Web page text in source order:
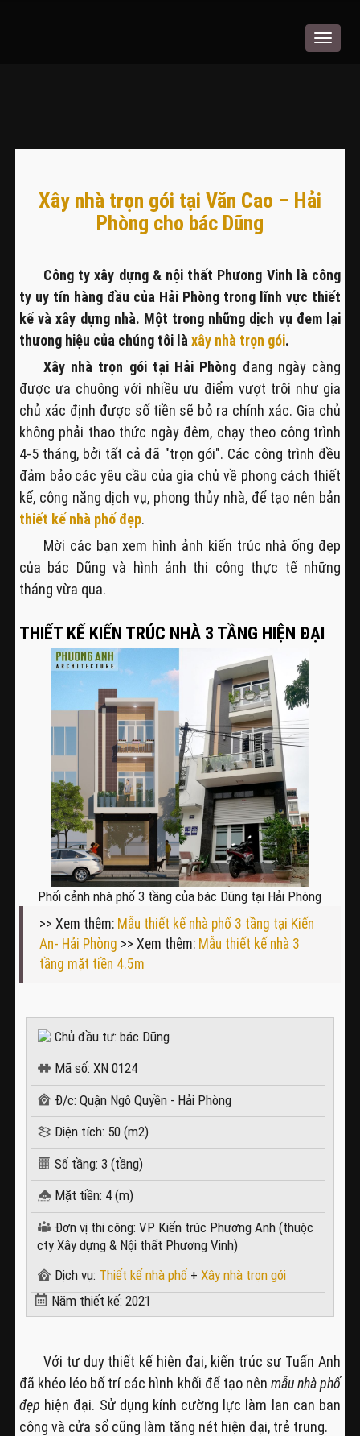
Toggle
Xây nhà trọn gói tại Văn Cao – Hải
Phòng cho bác Dũng
Công ty xây dựng & nội thất Phương Vinh là công
ty uy tín hàng đầu của Hải Phòng trong lĩnh vực thiết
kế và xây dựng nhà. Một trong những dịch vụ đem lại
thương hiệu của chúng tôi là xây nhà trọn gói.
Xây nhà trọn gói tại Hải Phòng đang ngày càng
được ưa chuộng với nhiều ưu điểm vượt trội như gia
chủ xác định được số tiền sẽ bỏ ra chính xác. Gia chủ
không phải thao thức ngày đêm, chạy theo công trình
4-5 tháng, bởi tất cả đã "trọn gói". Các công trình đều
đảm bảo các yêu cầu của gia chủ về phong cách thiết
kế, công năng dịch vụ, phong thủy nhà, để tạo nên bản
thiết kế nhà phố đẹp.
Mời các bạn xem hình ảnh kiến trúc nhà ống đẹp
của bác Dũng và hình ảnh thi công thực tế những
tháng vừa qua.
THIẾT KẾ KIẾN TRÚC NHÀ 3 TẦNG HIỆN ĐẠI
Phối cảnh nhà phố 3 tầng của bác Dũng tại Hải Phòng
>> Xem thêm: Mẫu thiết kế nhà phố 3 tầng tại Kiến
An- Hải Phòng >> Xem thêm: Mẫu thiết kế nhà 3
tầng mặt tiền 4.5m
Chủ đầu tư: bác Dũng
Mã số: XN 0124
Đ/c: Quận Ngô Quyền - Hải Phòng
Diện tích: 50 (m2)
Số tầng: 3 (tầng)
Mặt tiền: 4 (m)
Đơn vị thi công: VP Kiến trúc Phương Anh (thuộc
cty Xây dựng & Nội thất Phương Vinh)
Dịch vụ: Thiết kế nhà phố+ Xây nhà trọn gói
Năm thiết kế: 2021
Với tư duy thiết kế hiện đại, kiến trúc sư Tuấn Anh
đã khéo léo bố trí các hình khối để tạo nên mẫu nhà phố
đẹp hiện đại. Sử dụng kính cường lực làm lan can ban
công và cửa sổ cũng làm tăng nét hiện đại, trẻ trung.